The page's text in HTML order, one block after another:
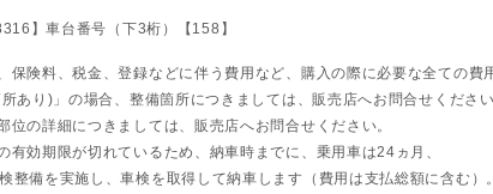
】車台番号（下3桁）【158】
保険料、税金、登録などに伴う費用など、購入の際に必要な全ての費
あり)」の場合、整備箇所につきましては、販売店へお問合せください
位の詳細につきましては、販売店へお問合せください。
有効期限が切れているため、納車時までに、乗用車は24ヵ月、
整備を実施し、車検を取得して納車します（費用は支払総額に含む）。